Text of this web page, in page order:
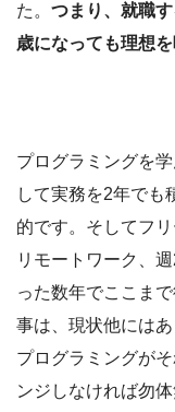
た。 つまり、就職
歳になっても理想
プログラミングを
して実務を2年でも
的です。そしてフ
リモートワーク、
った数年でここま
事は、現状他には
プログラミングが
ンジしなければ勿体